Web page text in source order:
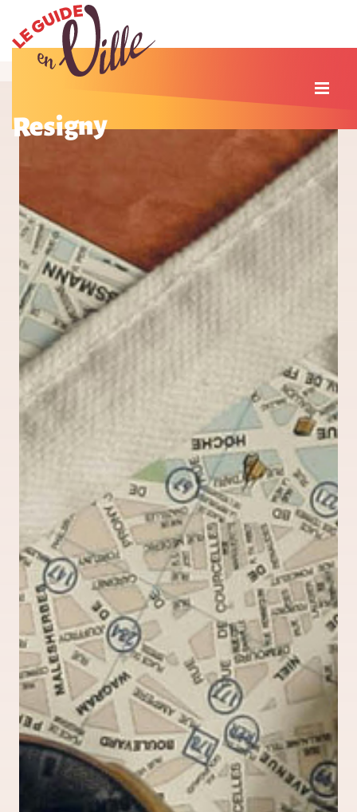
Resigny